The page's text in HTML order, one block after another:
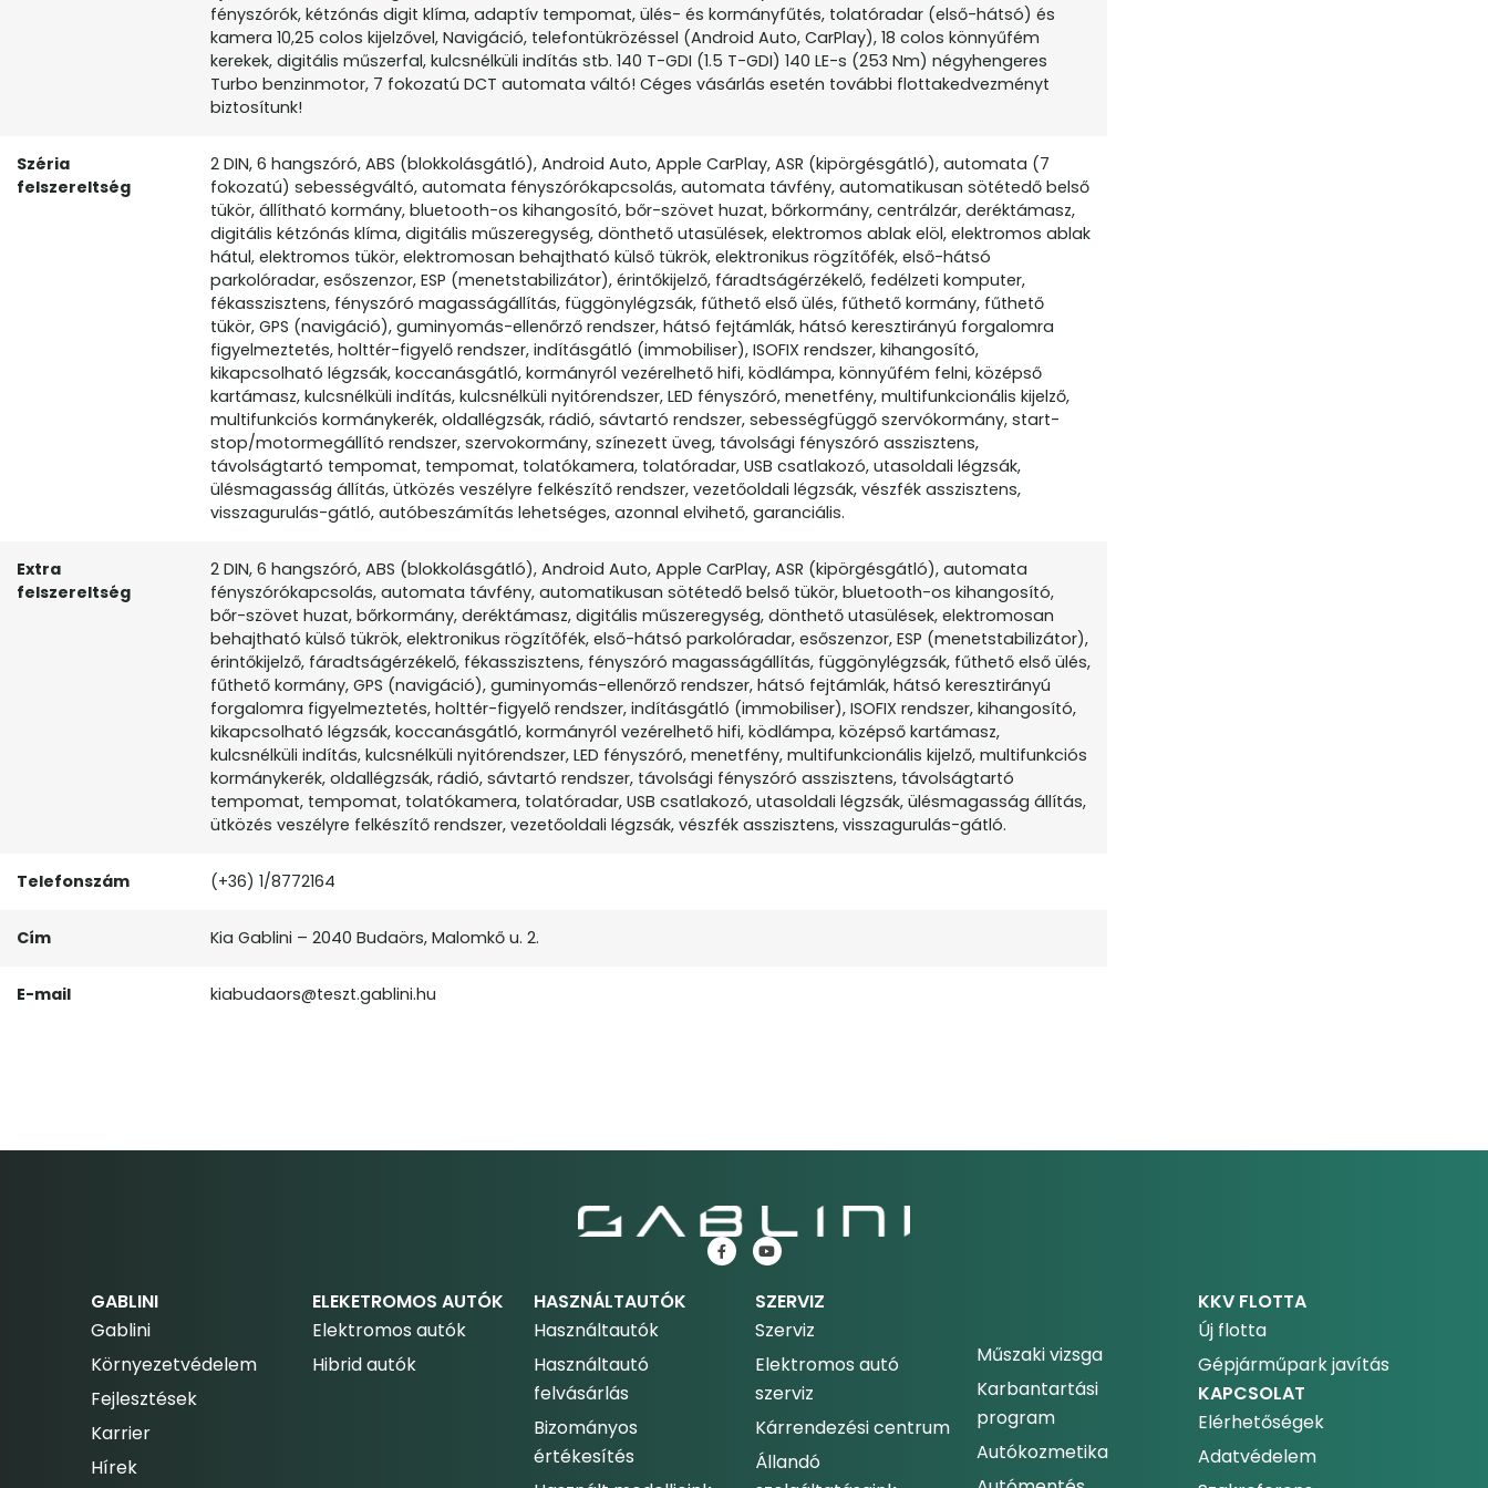
fényszórók, kétzónás digit klíma, adaptív tempomat, ülés- és kormányfűtés, tolatóradar (első-hátsó) és
kamera 10,25 colos kijelzővel, Navigáció, telefontükrözéssel (Android Auto, CarPlay), 18 colos könnyűfém
kerekek, digitális műszerfal, kulcsnélküli indítás stb. 140 T-GDI (1.5 T-GDI) 140 LE-s (253 Nm) négyhengeres
Turbo benzinmotor, 7 fokozatú DCT automata váltó! Céges vásárlás esetén további flottakedvezményt
biztosítunk!
Széria
felszereltség
2 DIN, 6 hangszóró, ABS (blokkolásgátló), Android Auto, Apple CarPlay, ASR (kipörgésgátló), automata (7
fokozatú) sebességváltó, automata fényszórókapcsolás, automata távfény, automatikusan sötétedő belső
tükör, állítható kormány, bluetooth-os kihangosító, bőr-szövet huzat, bőrkormány, centrálzár, deréktámasz,
digitális kétzónás klíma, digitális műszeregység, dönthető utasülések, elektromos ablak elöl, elektromos ablak
hátul, elektromos tükör, elektromosan behajtható külső tükrök, elektronikus rögzítőfék, első-hátsó
parkolóradar, esőszenzor, ESP (menetstabilizátor), érintőkijelző, fáradtságérzékelő, fedélzeti komputer,
fékasszisztens, fényszóró magasságállítás, függönylégzsák, fűthető első ülés, fűthető kormány, fűthető
tükör, GPS (navigáció), guminyomás-ellenőrző rendszer, hátsó fejtámlák, hátsó keresztirányú forgalomra
figyelmeztetés, holttér-figyelő rendszer, indításgátló (immobiliser), ISOFIX rendszer, kihangosító,
kikapcsolható légzsák, koccanásgátló, kormányról vezérelhető hifi, ködlámpa, könnyűfém felni, középső
kartámasz, kulcsnélküli indítás, kulcsnélküli nyitórendszer, LED fényszóró, menetfény, multifunkcionális kijelző,
multifunkciós kormánykerék, oldallégzsák, rádió, sávtartó rendszer, sebességfüggő szervókormány, start-
stop/motormegállító rendszer, szervokormány, színezett üveg, távolsági fényszóró asszisztens,
távolságtartó tempomat, tempomat, tolatókamera, tolatóradar, USB csatlakozó, utasoldali légzsák,
ülésmagasság állítás, ütközés veszélyre felkészítő rendszer, vezetőoldali légzsák, vészfék asszisztens,
visszagurulás-gátló, autóbeszámítás lehetséges, azonnal elvihető, garanciális.
Extra
felszereltség
2 DIN, 6 hangszóró, ABS (blokkolásgátló), Android Auto, Apple CarPlay, ASR (kipörgésgátló), automata
fényszórókapcsolás, automata távfény, automatikusan sötétedő belső tükör, bluetooth-os kihangosító,
bőr-szövet huzat, bőrkormány, deréktámasz, digitális műszeregység, dönthető utasülések, elektromosan
behajtható külső tükrök, elektronikus rögzítőfék, első-hátsó parkolóradar, esőszenzor, ESP (menetstabilizátor),
érintőkijelző, fáradtságérzékelő, fékasszisztens, fényszóró magasságállítás, függönylégzsák, fűthető első ülés,
fűthető kormány, GPS (navigáció), guminyomás-ellenőrző rendszer, hátsó fejtámlák, hátsó keresztirányú
forgalomra figyelmeztetés, holttér-figyelő rendszer, indításgátló (immobiliser), ISOFIX rendszer, kihangosító,
kikapcsolható légzsák, koccanásgátló, kormányról vezérelhető hifi, ködlámpa, középső kartámasz,
kulcsnélküli indítás, kulcsnélküli nyitórendszer, LED fényszóró, menetfény, multifunkcionális kijelző, multifunkciós
kormánykerék, oldallégzsák, rádió, sávtartó rendszer, távolsági fényszóró asszisztens, távolságtartó
tempomat, tempomat, tolatókamera, tolatóradar, USB csatlakozó, utasoldali légzsák, ülésmagasság állítás,
ütközés veszélyre felkészítő rendszer, vezetőoldali légzsák, vészfék asszisztens, visszagurulás-gátló.
Telefonszám (+36) 1/8772164
Cím Kia Gablini – 2040 Budaörs, Malomkő u. 2.
E-mail kiabudaors@teszt.gablini.hu
GABLINI
Gablini
Környezetvédelem
Fejlesztések
Karrier
Hírek
ELEKETROMOS AUTÓK
Elektromos autók
Hibrid autók
HASZNÁLTAUTÓK
Használtautók
Használtautó
felvásárlás
Bizományos
értékesítés
SZERVIZ
Szerviz
Elektromos autó
szerviz
Kárrendezési centrum
Állandó
Műszaki vizsga
Karbantartási
program
Autókozmetika
KKV FLOTTA
Új flotta
Gépjárműpark javítás
KAPCSOLAT
Elérhetőségek
Adatvédelem